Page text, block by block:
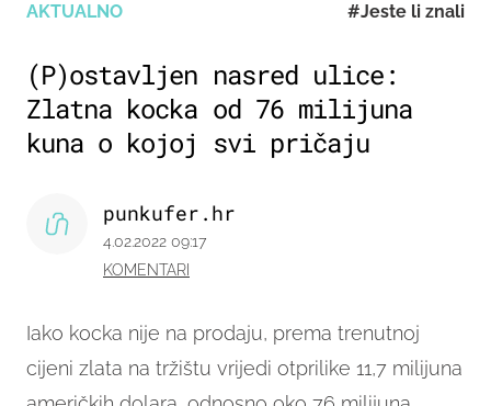
AKTUALNO #Jeste li znali
(P)ostavljen nasred ulice:
Zlatna kocka od 76 milijuna
kuna o kojoj svi pričaju
Iako kocka nije na prodaju, prema trenutnoj
cijeni zlata na tržištu vrijedi otprilike 11,7 milijuna
punkufer.hr
4.02.2022 09:17
KOMENTARI